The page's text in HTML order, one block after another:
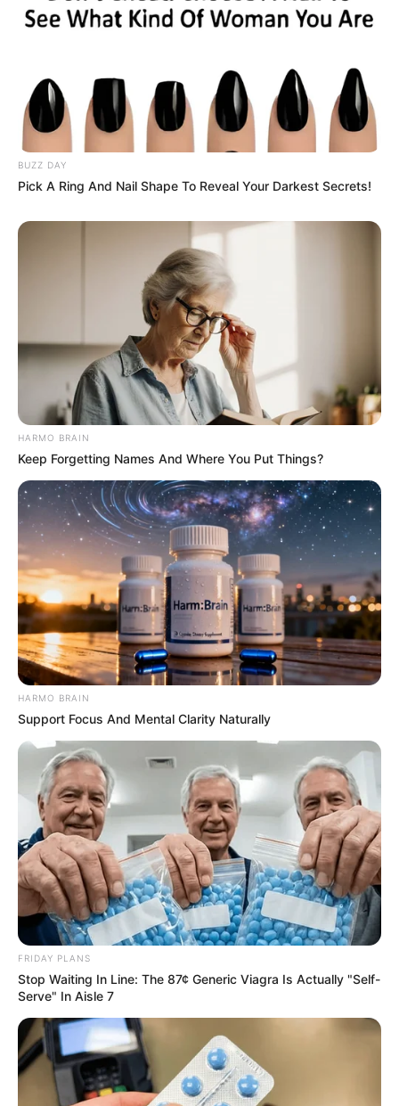
BUZZ DAY
Pick A Ring And Nail Shape To Reveal Your Darkest Secrets!
HARMO BRAIN
Keep Forgetting Names And Where You Put Things?
HARMO BRAIN
Support Focus And Mental Clarity Naturally
FRIDAY PLANS
Stop Waiting In Line: The 87¢ Generic Viagra Is Actually "Self-
Serve" In Aisle 7